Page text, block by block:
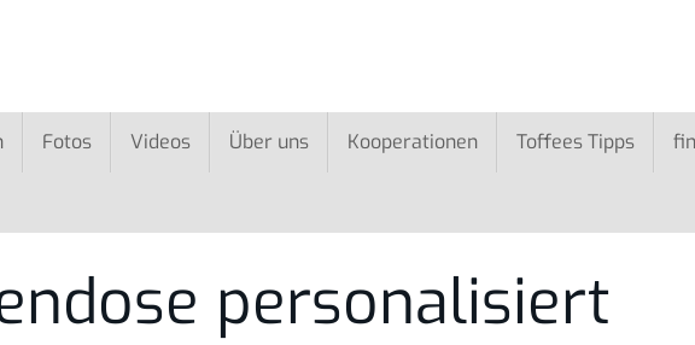
Fotos Videos Über uns Kooperationen Toffees Tipps
personalisiert